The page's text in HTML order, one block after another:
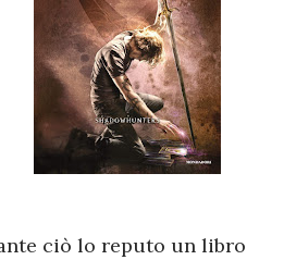
ciò lo reputo un libro